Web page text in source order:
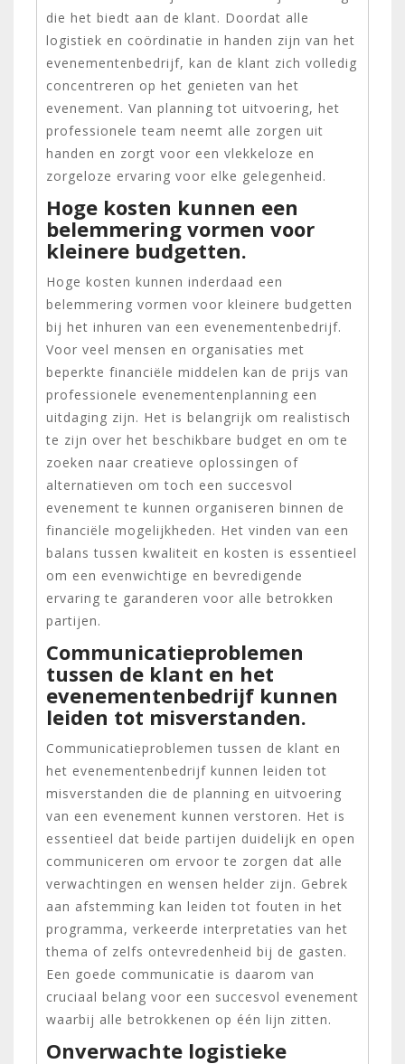
die het biedt aan de klant. Doordat alle
logistiek en coördinatie in handen zijn van het
evenementenbedrijf, kan de klant zich volledig
concentreren op het genieten van het
evenement. Van planning tot uitvoering, het
professionele team neemt alle zorgen uit
handen en zorgt voor een vlekkeloze en
zorgeloze ervaring voor elke gelegenheid.
Hoge kosten kunnen een
belemmering vormen voor
kleinere budgetten.
Hoge kosten kunnen inderdaad een
belemmering vormen voor kleinere budgetten
bij het inhuren van een evenementenbedrijf.
Voor veel mensen en organisaties met
beperkte financiële middelen kan de prijs van
professionele evenementenplanning een
uitdaging zijn. Het is belangrijk om realistisch
te zijn over het beschikbare budget en om te
zoeken naar creatieve oplossingen of
alternatieven om toch een succesvol
evenement te kunnen organiseren binnen de
financiële mogelijkheden. Het vinden van een
balans tussen kwaliteit en kosten is essentieel
om een evenwichtige en bevredigende
ervaring te garanderen voor alle betrokken
partijen.
Communicatieproblemen
tussen de klant en het
evenementenbedrijf kunnen
leiden tot misverstanden.
Communicatieproblemen tussen de klant en
het evenementenbedrijf kunnen leiden tot
misverstanden die de planning en uitvoering
van een evenement kunnen verstoren. Het is
essentieel dat beide partijen duidelijk en open
communiceren om ervoor te zorgen dat alle
verwachtingen en wensen helder zijn. Gebrek
aan afstemming kan leiden tot fouten in het
programma, verkeerde interpretaties van het
thema of zelfs ontevredenheid bij de gasten.
Een goede communicatie is daarom van
cruciaal belang voor een succesvol evenement
waarbij alle betrokkenen op één lijn zitten.
Onverwachte logistieke